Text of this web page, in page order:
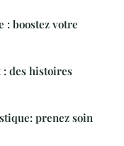
: boostez votre
des histoires
prenez soin